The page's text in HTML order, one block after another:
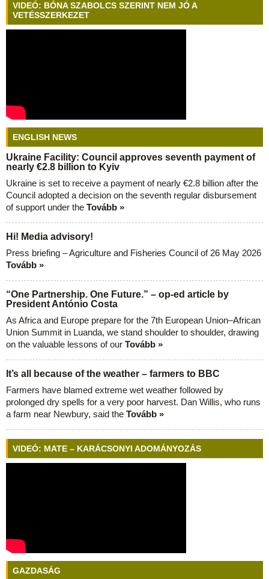
VIDEÓ: BÓNA SZABOLCS SZERINT NEM JÓ A
VETÉSSZERKEZET
ENGLISH NEWS
Ukraine Facility: Council approves seventh payment of
nearly €2.8 billion to Kyiv
Ukraine is set to receive a payment of nearly €2.8 billion after the
Council adopted a decision on the seventh regular disbursement
of support under the Tovább »
Hi! Media advisory!
Press briefing – Agriculture and Fisheries Council of 26 May 2026
Tovább »
“One Partnership. One Future.” – op-ed article by
President António Costa
As Africa and Europe prepare for the 7th European Union–African
Union Summit in Luanda, we stand shoulder to shoulder, drawing
on the valuable lessons of our Tovább »
It’s all because of the weather – farmers to BBC
Farmers have blamed extreme wet weather followed by
prolonged dry spells for a very poor harvest. Dan Willis, who runs
a farm near Newbury, said the Tovább »
VIDEÓ: MATE – KARÁCSONYI ADOMÁNYOZÁS
GAZDASÁG